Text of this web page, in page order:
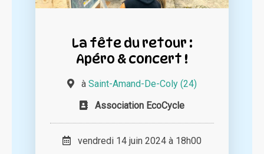
La fête du retour :
Apéro & concert !
à Saint-Amand-De-Coly (24)
Association EcoCycle
vendredi 14 juin 2024 à 18h00